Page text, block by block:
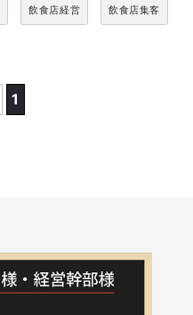
飲食店経営 飲食店集客
1